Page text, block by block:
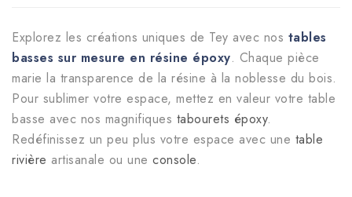
Explorez les créations uniques de Tey avec nos tables
basses sur mesure en résine époxy. Chaque pièce
marie la transparence de la résine à la noblesse du bois.
Pour sublimer votre espace, mettez en valeur votre table
basse avec nos magnifiques tabourets époxy.
Redéfinissez un peu plus votre espace avec une table
rivière artisanale ou une console.